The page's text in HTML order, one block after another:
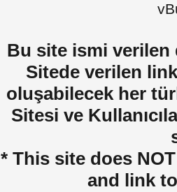
Bu site ismi verilen
Sitede verilen
oluşabilecek her
Sitesi ve
* This site does
and link